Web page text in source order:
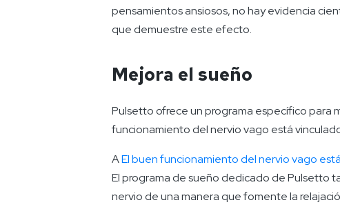
pensamientos ansiosos, no hay evidencia
que demuestre este efecto.
Mejora el sueño
Pulsetto ofrece un programa específico para
funcionamiento del nervio vago está
AEl buen funcionamiento del nervio vago
El programa de sueño dedicado de Pulsetto
nervio de una manera que fomente la